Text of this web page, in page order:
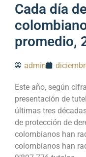
Cada día
promedio,
admin
Este año, según
presentación de
últimas tres
de protección de
colombianos han
colombianos han